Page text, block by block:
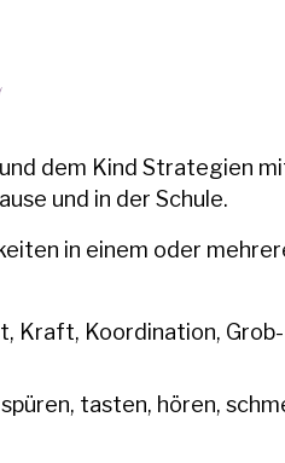
dem Kind Strategien
und in der Schule.
in einem oder
Kraft, Koordination, Grob-
tasten, hören,